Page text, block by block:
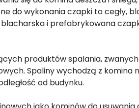
do wykonania czapki to cegły,
i prefabrykowana
produktów spalania,
Spaliny wychodzą z komina
od budynku.